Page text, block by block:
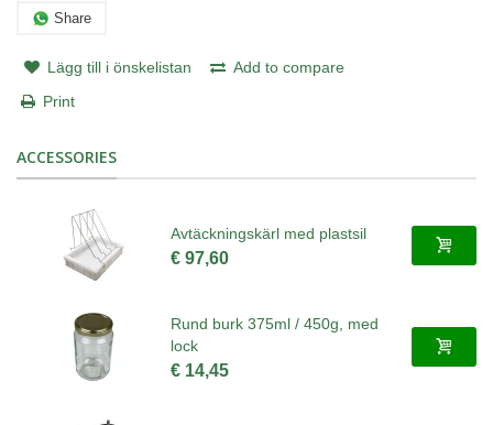
Share
Lägg till i önskelistan
Add to compare
Print
ACCESSORIES
Avtäckningskärl med plastsil
€ 97,60
Rund burk 375ml / 450g, med
lock
€ 14,45